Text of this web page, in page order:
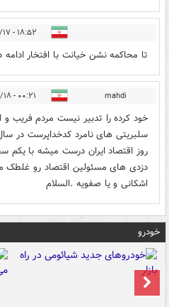
۱۸:۵۲ - ۱۳۹۹/۰۳/۱۷
تا محاکمه نشن خیانت با افتخار ادامه
mahdi ۰۰:۲۱ - ۱۳۹۹/۰۳/۱۸
خود کرده را تدبیر نیست مردم فریب و
روز اقتصاد ایران درست میشه با
دزدی های مسئولین اقتصاد رو غلطک
اشکانی و یا صفویه .السلام
خودرو